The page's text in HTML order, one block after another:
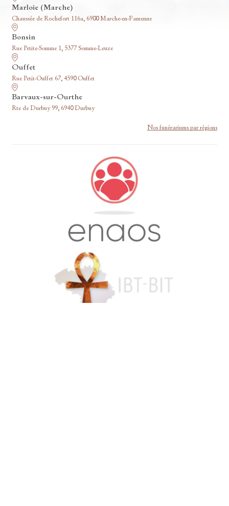
Marloie (Marche)
Chaussée de Rochefort 116a, 6900 Marche-en-Famenne
Bonsin
Rue Petite-Somme 1, 5377 Somme-Leuze
Ouffet
Rue Petit-Ouffet 67, 4590 Ouffet
Barvaux-sur-Ourthe
Rte de Durbuy 99, 6940 Durbuy
Nos funérariums par régions